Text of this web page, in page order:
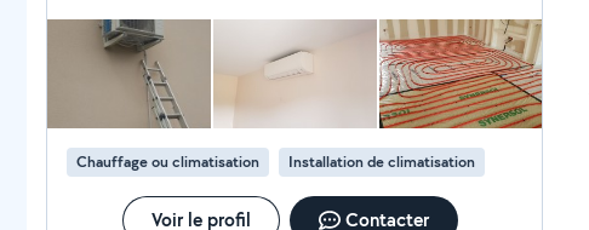
echanger tt au long de l’intervention, ce que je trouve rare dans
nos jours. Bref je recommande vivement
Chauffage ou climatisation Installation de climatisation
Voir le profil Contacter